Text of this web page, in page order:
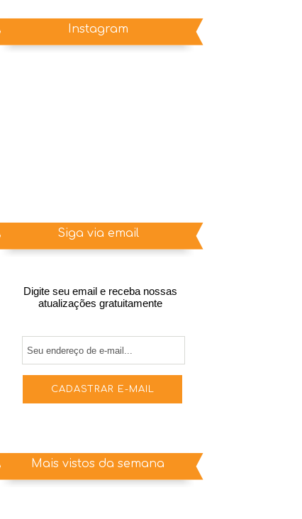
Instagram
Siga via email
Digite seu email e receba nossas
atualizações gratuitamente
Mais vistos da semana